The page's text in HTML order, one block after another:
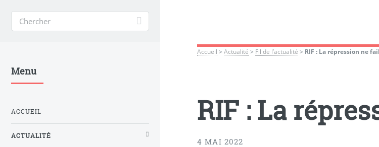
Accueil >Actualité > Fil de l’actualité > RIF : La répression ne
RIF : La
4 MAI 2022
Menu
ACCUEIL
ACTUALITÉ